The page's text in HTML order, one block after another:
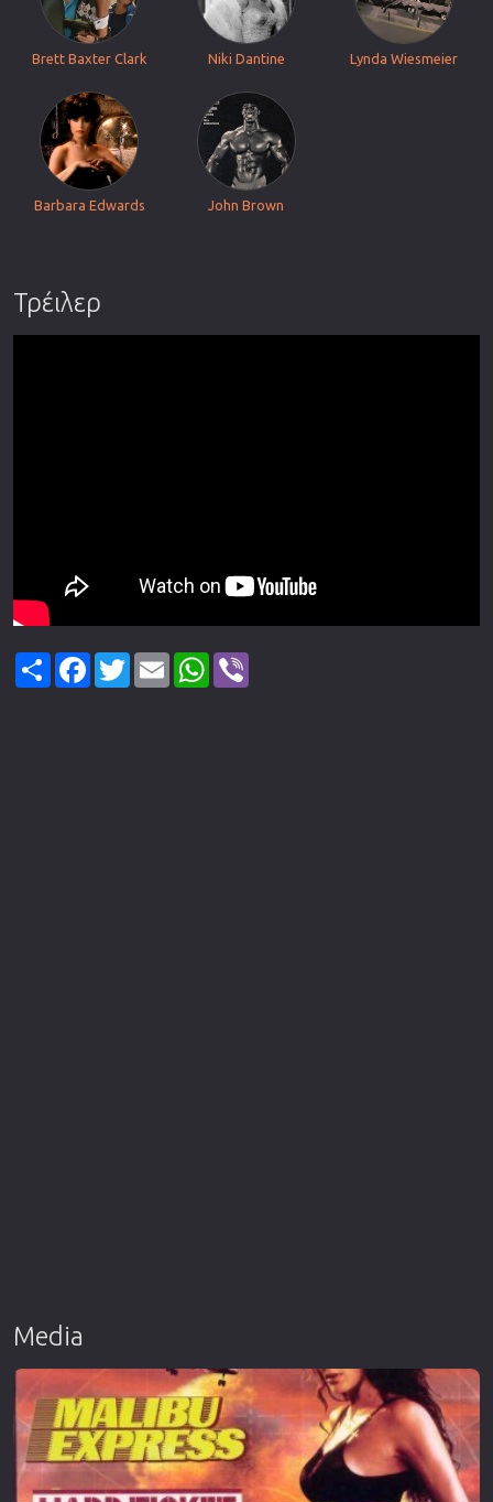
Brett Baxter Clark Niki Dantine Lynda Wiesmeier
Barbara Edwards John Brown
Τρέιλερ
ShareFacebook
TwitterEmail WhatsApp
Media